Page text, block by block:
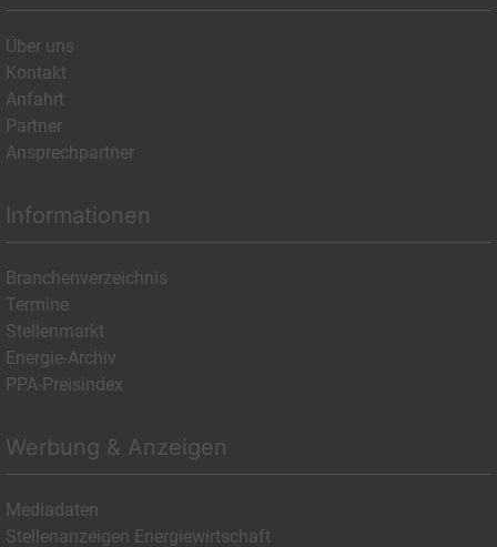
Über uns
Kontakt
Anfahrt
Partner
Ansprechpartner
Informationen
Branchenverzeichnis
Termine
Stellenmarkt
Energie-Archiv
PPA-Preisindex
Werbung & Anzeigen
Mediadaten
Stellenanzeigen Energiewirtschaft